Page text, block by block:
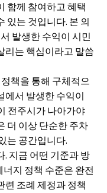
함께 참여하고 혜택
있는 것입니다. 본 의
발생한 수익이 시민
리는 핵심이라고 말씀
책을 통해 구체적으
에서 발생한 수익이
전주시가 나아가야
더 이상 단순한 주차
는 공간입니다.
지금 어떤 기준과 방
지 정책 수준은 완전
련 조례 제정과 정책